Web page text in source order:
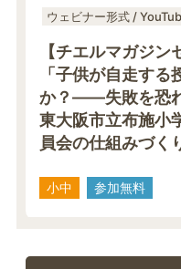
ウェビナー形式 /
【チエルマガジン
「子供が自走す
か？――失敗を恐
東大阪市立布施小
員会の仕組みづく
小中 参加無料